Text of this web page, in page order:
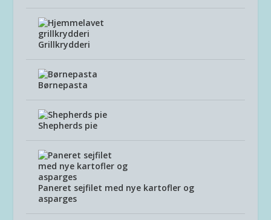
Grillkrydderi
Børnepasta
Shepherds pie
Paneret sejfilet med nye kartofler og
asparges